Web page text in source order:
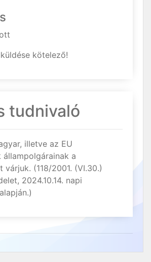
kötelező!
tudnivaló
illetve az EU
a
várjuk. (118/2001. (VI.30.)
2024.10.14. napi